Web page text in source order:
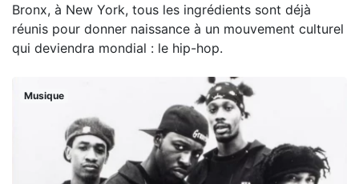
Bronx, à New York, tous les ingrédients sont déjà
réunis pour donner naissance à un mouvement culturel
qui deviendra mondial : le hip-hop.
Musique